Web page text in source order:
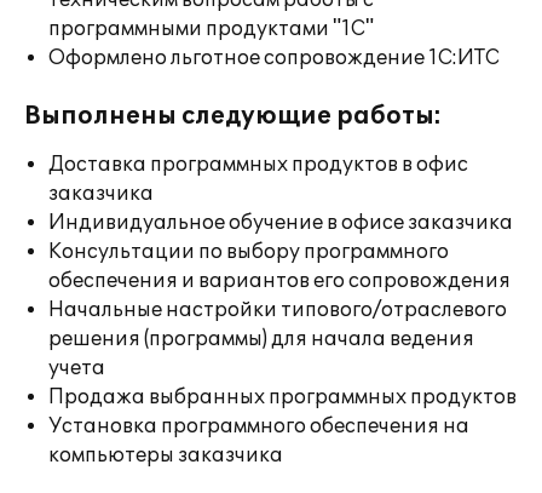
программными продуктами "1С"
Оформлено льготное сопровождение 1С:ИТС
Выполнены следующие работы:
Доставка программных продуктов в офис
заказчика
Индивидуальное обучение в офисе заказчика
Консультации по выбору программного
обеспечения и вариантов его сопровождения
Начальные настройки типового/отраслевого
решения (программы) для начала ведения
учета
Продажа выбранных программных продуктов
Установка программного обеспечения на
компьютеры заказчика